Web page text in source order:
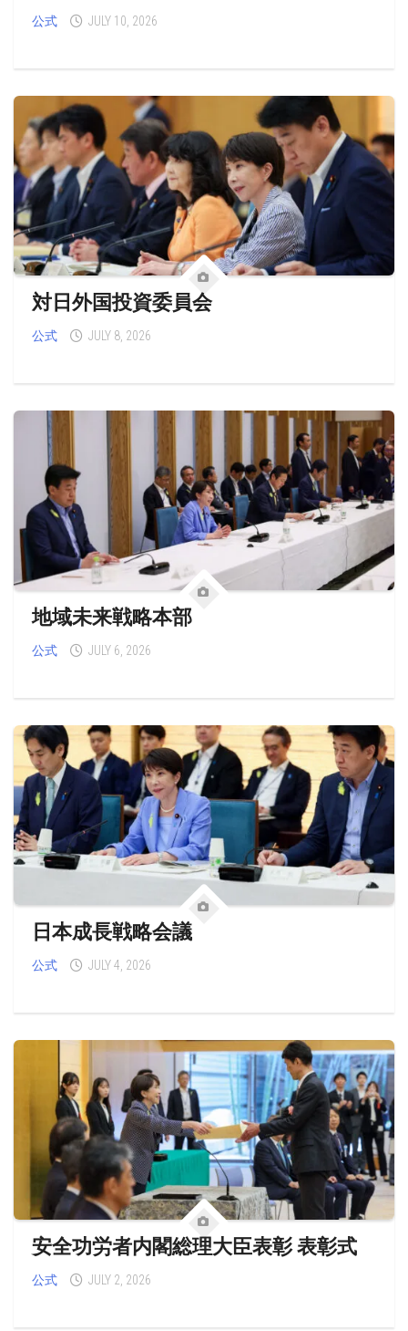
公式 JULY 10, 2026
対日外国投資委員会
公式 JULY 8, 2026
地域未来戦略本部
公式 JULY 6, 2026
日本成長戦略会議
公式 JULY 4, 2026
安全功労者内閣総理大臣表彰 表彰式
公式 JULY 2, 2026